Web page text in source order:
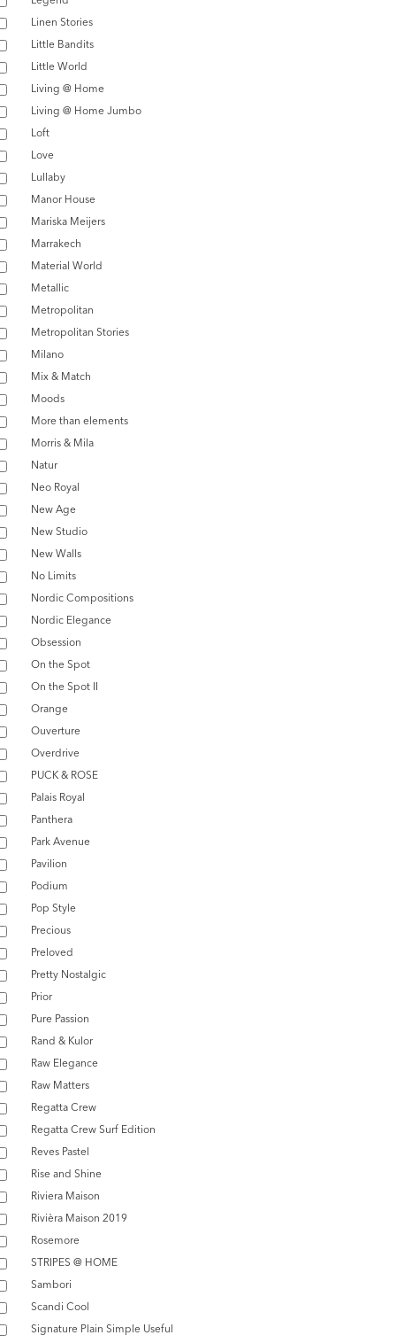
Linen Stories
Little Bandits
Little World
Living @ Home
Living @ Home Jumbo
Loft
Love
Lullaby
Manor House
Mariska Meijers
Marrakech
Material World
Metallic
Metropolitan
Metropolitan Stories
Milano
Mix & Match
Moods
More than elements
Morris & Mila
Natur
Neo Royal
New Age
New Studio
New Walls
No Limits
Nordic Compositions
Nordic Elegance
Obsession
On the Spot
On the Spot II
Orange
Ouverture
Overdrive
PUCK & ROSE
Palais Royal
Panthera
Park Avenue
Pavilion
Podium
Pop Style
Precious
Preloved
Pretty Nostalgic
Prior
Pure Passion
Rand & Kulor
Raw Elegance
Raw Matters
Regatta Crew
Regatta Crew Surf Edition
Reves Pastel
Rise and Shine
Riviera Maison
Rivièra Maison 2019
Rosemore
STRIPES @ HOME
Sambori
Scandi Cool
Signature Plain Simple Useful